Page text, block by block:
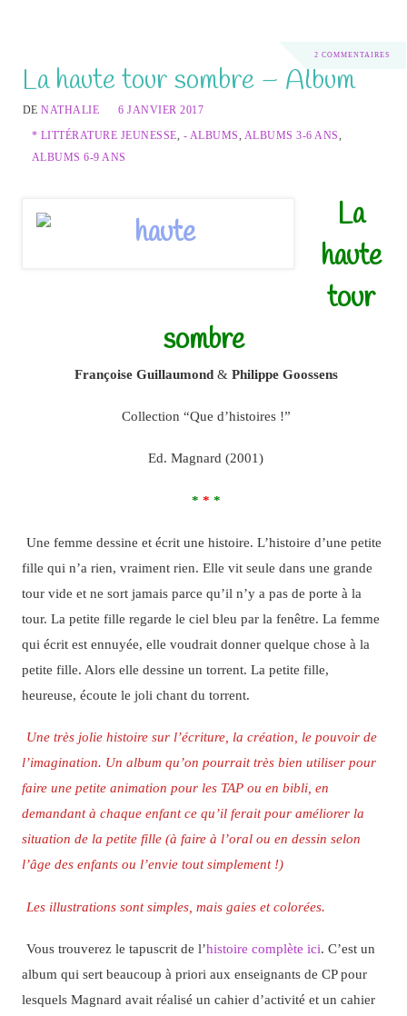
2 COMMENTAIRES
La haute tour sombre – Album
DENATHALIE
6 JANVIER 2017
* LITTÉRATURE JEUNESSE - ALBUMS ALBUMS 3-6 ANS
ALBUMS 6-9 ANS
La
haute
tour
sombre
Françoise Guillaumond& Philippe Goossens
Collection “Que d’histoires !”
Ed. Magnard (2001)
* * *
Une femme dessine et écrit une histoire. L’histoire d’une petite
fille qui n’a rien, vraiment rien. Elle vit seule dans une grande
tour vide et ne sort jamais parce qu’il n’y a pas de porte à la
tour. La petite fille regarde le ciel bleu par la fenêtre. La femme
qui écrit est ennuyée, elle voudrait donner quelque chose à la
petite fille. Alors elle dessine un torrent. La petite fille,
heureuse, écoute le joli chant du torrent.
Une très jolie histoire sur l’écriture, la création, le pouvoir de
l’imagination. Un album qu’on pourrait très bien utiliser pour
faire une petite animation pour les TAP ou en bibli, en
demandant à chaque enfant ce qu’il ferait pour améliorer la
situation de la petite fille (à faire à l’oral ou en dessin selon
l’âge des enfants ou l’envie tout simplement !)
Les illustrations sont simples, mais gaies et colorées.
Vous trouverez le tapuscrit de l’histoire complète ici. C’est un
album qui sert beaucoup à priori aux enseignants de CP pour
lesquels Magnard avait réalisé un cahier d’activité et un cahier